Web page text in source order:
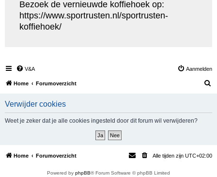
Bezoek de vernieuwde koffiehoek op:
https://www.sportrusten.nl/sportrusten-
koffiehoek/
V&A Aanmelden
Home Forumoverzicht
Verwijder cookies
Weet je zeker dat je alle cookies ingesteld door dit forum wil verwijderen?
Home Forumoverzicht Alle tijden zijn UTC+02:00
Powered by phpBB® Forum Software © phpBB Limited